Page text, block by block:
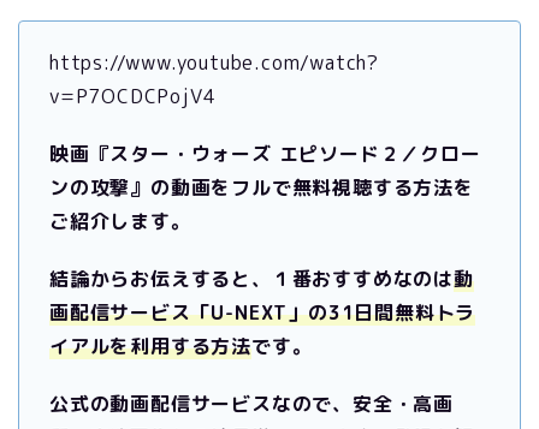
https://www.youtube.com/watch?
v=P7OCDCPojV4
映画『スター・ウォーズ エピソード２／クロー
ンの攻撃』の動画をフルで無料視聴する方法を
ご紹介します。
結論からお伝えすると、１番おすすめなのは動
画配信サービス「U-NEXT」の31日間無料トラ
イアルを利用する方法です。
公式の動画配信サービスなので、安全・高画